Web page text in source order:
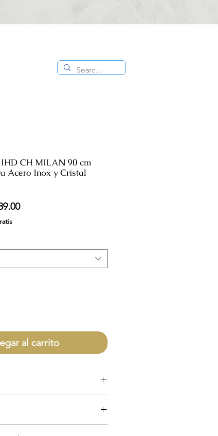
CH MILAN 90 cm
Acero Inox y Cristal
Precio
al carrito